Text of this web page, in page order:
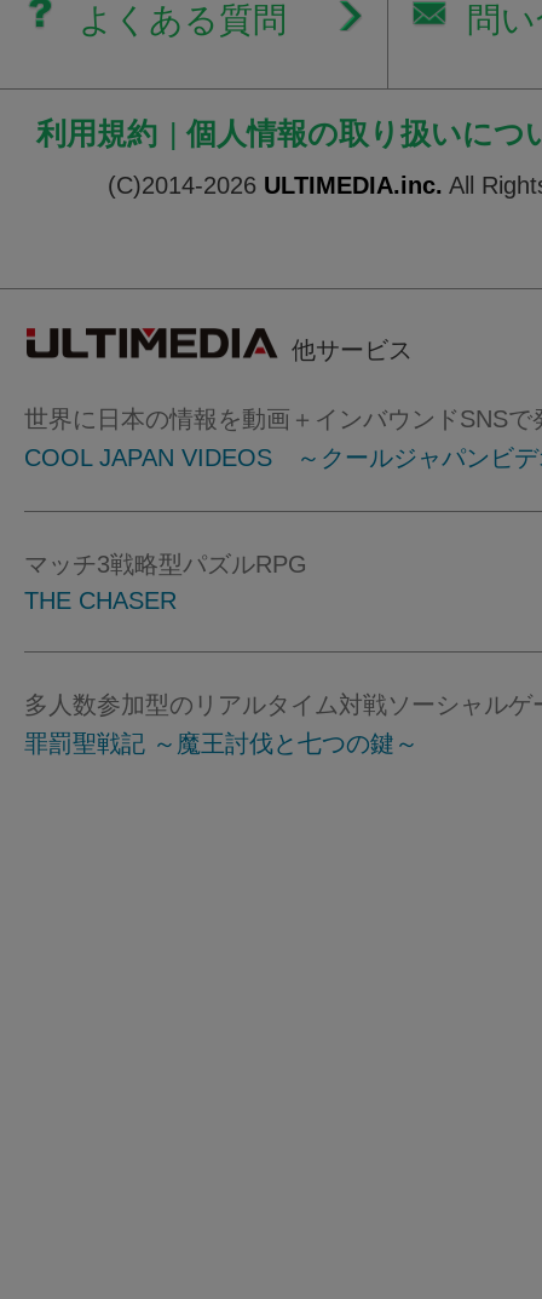
よくある質問 問
利用規約 | 個人情報の取り扱いにつ
(C)2014-2026 ULTIMEDIA.inc. All
他サービス
世界に日本の情報を動画＋インバウンドSNSで
COOL JAPAN VIDEOS ～クールジャパンビ
マッチ3戦略型パズルRPG
THE CHASER
多人数参加型のリアルタイム対戦ソーシャルゲ
罪罰聖戦記 ～魔王討伐と七つの鍵～